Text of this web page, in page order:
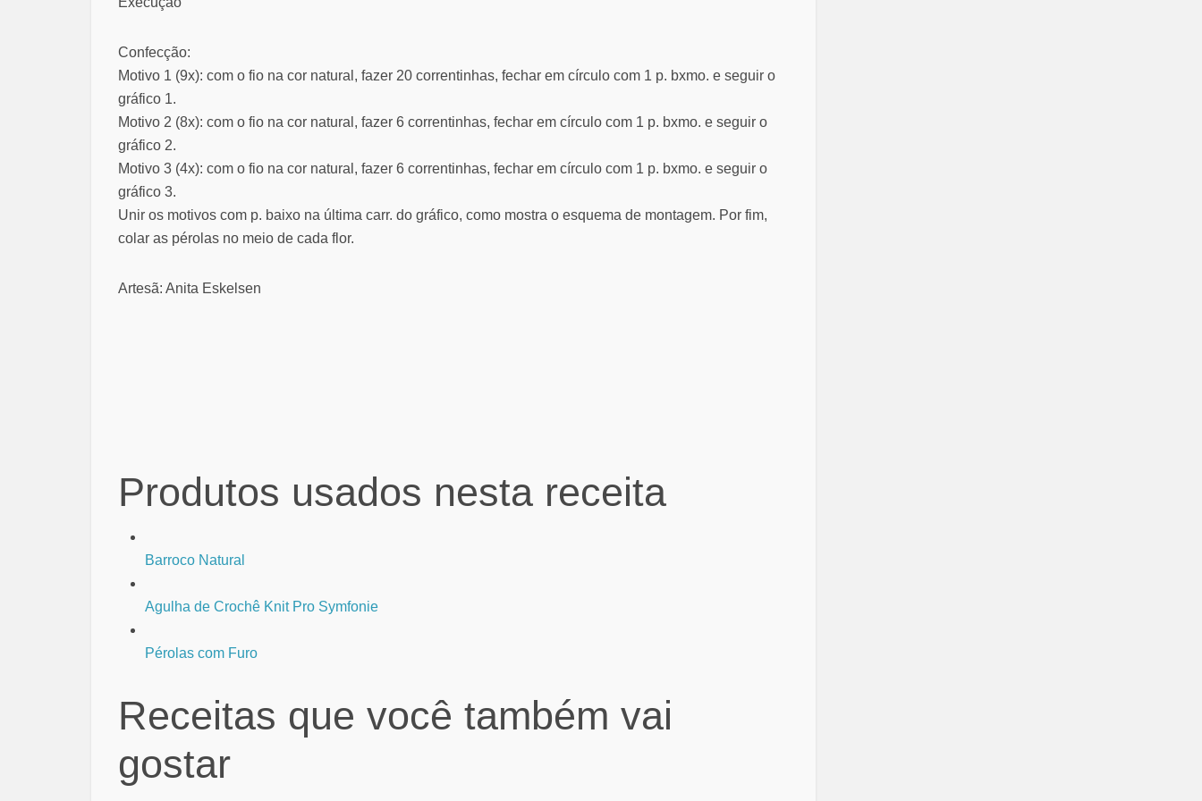
Confecção:
Motivo 1 (9x): com o fio na cor natural, fazer 20 correntinhas, fechar em círculo com 1 p. bxmo. e seguir o
gráfico 1.
Motivo 2 (8x): com o fio na cor natural, fazer 6 correntinhas, fechar em círculo com 1 p. bxmo. e seguir o
gráfico 2.
Motivo 3 (4x): com o fio na cor natural, fazer 6 correntinhas, fechar em círculo com 1 p. bxmo. e seguir o
gráfico 3.
Unir os motivos com p. baixo na última carr. do gráfico, como mostra o esquema de montagem. Por fim,
colar as pérolas no meio de cada flor.
Artesã: Anita Eskelsen
Produtos usados nesta receita
Barroco Natural
Agulha de Crochê Knit Pro Symfonie
Pérolas com Furo
Receitas que você também vai
gostar